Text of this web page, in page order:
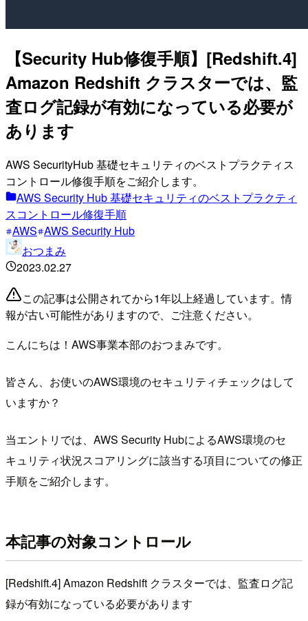
【Security Hub修復手順】[Redshift.4]
Amazon Redshift クラスターでは、監
査ログ記録が有効になっている必要が
あります
AWS SecurityHub 基礎セキュリティのベストプラクティス
コントロール修復手順をご紹介します。
AWS Security Hub 基礎セキュリティのベストプラクティ
スコントロール修復手順
AWS AWS Security Hub
おつまみ
2023.02.27
この記事は公開されてから1年以上経過しています。情
報が古い可能性がありますので、ご注意ください。
こんにちは！AWS事業本部のおつまみです。
皆さん、お使いのAWS環境のセキュリティチェックはして
いますか？
当エントリでは、AWS Security HubによるAWS環境のセ
キュリティ状況スコアリングに該当する項目についての修正
手順をご紹介します。
本記事の対象コントロール
[Redshift.4] Amazon Redshift クラスターでは、監査ログ記
録が有効になっている必要があります